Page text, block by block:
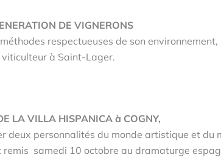
DE VIGNERONS
respectueuses de son
à Saint-Lager.
LA VILLA HISPANICA à COGNY,
deux personnalités du monde artistique et du
samedi 10 octobre au dramaturge